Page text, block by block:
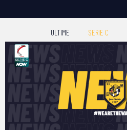
ULTIME SERIE C